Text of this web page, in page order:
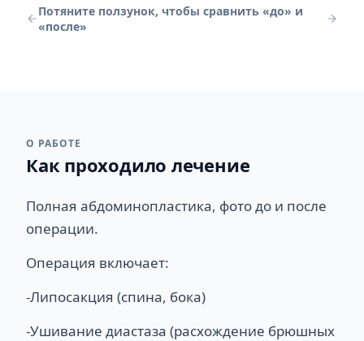
Потяните ползунок, чтобы сравнить «до» и
«после»
О РАБОТЕ
Как проходило лечение
Полная абдоминопластика, фото до и после
операции.
Операция включает:
-Липосакция (спина, бока)
-Ушивание диастаза (расхождение брюшных